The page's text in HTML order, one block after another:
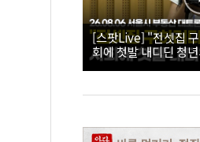
[스팟Live] "전셋집
회에 첫발 내디딘 청
시 부동산 대토론회